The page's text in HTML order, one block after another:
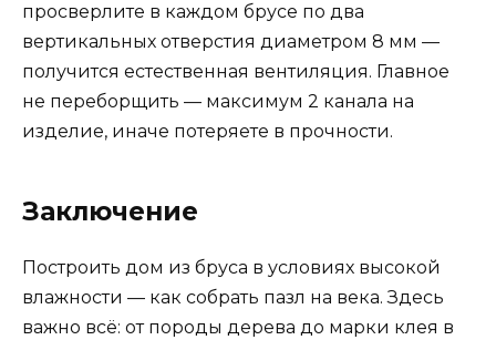
просверлите в каждом брусе по два
вертикальных отверстия диаметром 8 мм —
получится естественная вентиляция. Главное
не переборщить — максимум 2 канала на
изделие, иначе потеряете в прочности.
Заключение
Построить дом из бруса в условиях высокой
влажности — как собрать пазл на века. Здесь
важно всё: от породы дерева до марки клея в